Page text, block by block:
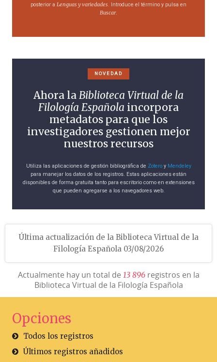
posterior a Lenguas y variedades. Introduce el término y pulsa en
Buscar.
NOVEDAD
Ahora laBiblioteca Virtual de la
Filología Española incorpora
metadatos para que los
investigadores gestionen mejor
nuestros recursos
Utiliza las aplicaciones de gestión bibliográfica de Zoteroy Mendeley
para manejar los datos de los registros. Estas aplicaciones están
disponibles de forma gratuita tanto para escritorio como en extensiones
que pueden agregarse a los navegadores web.
Última actualización de la Biblioteca Virtual de la
Filología Española 03/08/2026
Actualmente hay un total de 13 896registros en la
Biblioteca Virtual de la Filología Española
Opciones
Todos los registros
Últimos registros añadidos